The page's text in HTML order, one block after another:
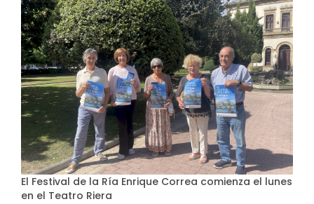
El Festival de la Ría Enrique Correa comienza el lunes
en el Teatro Riera